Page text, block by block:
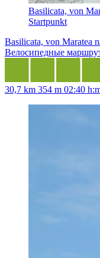
Basilicata, von
Startpunkt
Basilicata, von Maratea
Велосипедные
30,7 km 354 m 02:40